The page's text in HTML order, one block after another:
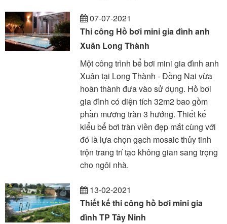
07-07-2021
Thi công Hồ bơi mini gia đình anh
Xuân Long Thành
Một công trình bể bơi mini gia đình anh
Xuân tại Long Thành - Đồng Nai vừa
hoàn thành đưa vào sử dụng. Hồ bơi
gia đình có diện tích 32m2 bao gồm
phần mương tràn 3 hướng. Thiết kế
kiểu bể bơi tràn viền đẹp mắt cùng với
đó là lựa chọn gạch mosaic thủy tinh
trộn trang trí tạo không gian sang trọng
cho ngôi nhà.
13-02-2021
Thiết kế thi công hồ bơi mini gia
đình TP Tây Ninh